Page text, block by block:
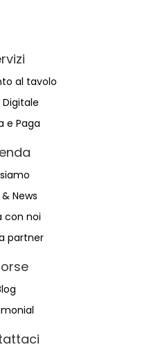
al tavolo
e Paga
News
con noi
partner